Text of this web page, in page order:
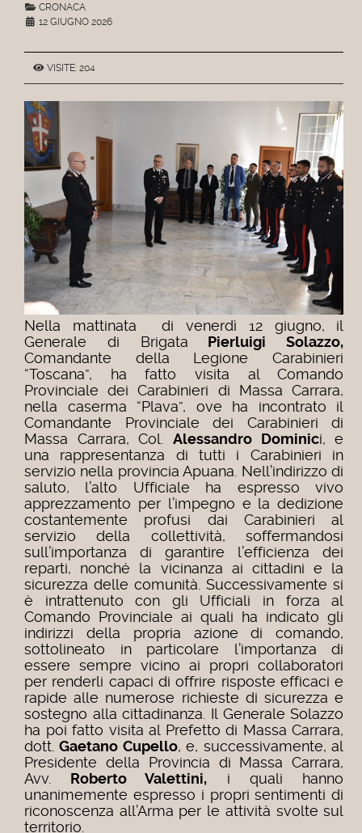
CRONACA
12 GIUGNO 2026
VISITE: 204
Nella mattinata di venerdì 12 giugno,
il
Generale di Brigata Pierluigi Solazzo,
Comandante della Legione Carabinieri
“Toscana”, ha fatto visita al Comando
Provinciale dei Carabinieri di Massa Carrara,
nella caserma “Plava”, ove ha incontrato il
Comandante Provinciale dei Carabinieri di
Massa Carrara, Col. Alessandro Dominici, e
una rappresentanza di tutti i Carabinieri in
servizio nella provincia Apuana. Nell’indirizzo di
saluto, l’alto Ufficiale ha espresso vivo
apprezzamento per l’impegno e la dedizione
costantemente profusi dai Carabinieri al
servizio della collettività, soffermandosi
sull’importanza di garantire l’efficienza dei
reparti, nonché la vicinanza ai cittadini e la
sicurezza delle comunità. Successivamente si
è intrattenuto con gli Ufficiali in forza al
Comando Provinciale ai quali ha indicato gli
indirizzi della propria azione di comando,
sottolineato in particolare l’importanza di
essere sempre vicino ai propri collaboratori
per renderli capaci di offrire risposte efficaci e
rapide alle numerose richieste di sicurezza e
sostegno alla cittadinanza. Il Generale Solazzo
ha poi fatto visita al Prefetto di Massa Carrara,
dott.Gaetano Cupello, e, successivamente, al
Presidente della Provincia di Massa Carrara,
Avv. Roberto Valettini, i quali hanno
unanimemente espresso i propri sentimenti di
riconoscenza all’Arma per le attività svolte sul
territorio.